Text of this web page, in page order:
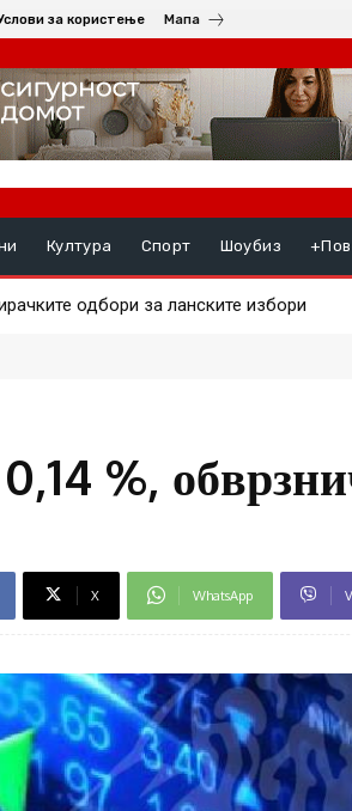
за користење Мапа
Култура Спорт Шоубиз
одбори за ланските избори
%,
X WhatsApp